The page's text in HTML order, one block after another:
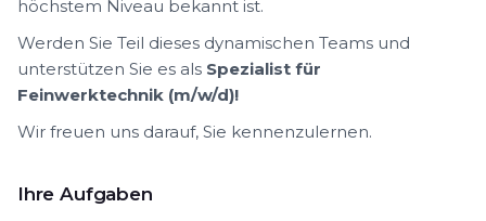
höchstem Niveau bekannt ist.
Werden Sie Teil dieses dynamischen Teams und
unterstützen Sie es als Spezialist für
Feinwerktechnik (m/w/d)!
Wir freuen uns darauf, Sie kennenzulernen.
Ihre Aufgaben